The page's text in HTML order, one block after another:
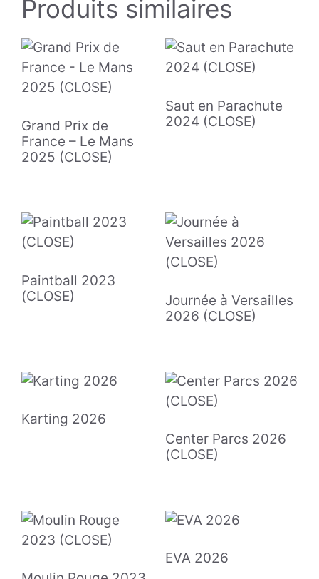
Produits similaires
Grand Prix de
France – Le Mans
2025 (CLOSE)
Saut en Parachute
2024 (CLOSE)
Paintball 2023
(CLOSE)
Journée à Versailles
2026 (CLOSE)
Karting 2026
Center Parcs 2026
(CLOSE)
EVA 2026